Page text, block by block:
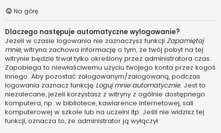
Na górę
Dlaczego następuje automatyczne wylogowanie?
Jeżeli w czasie logowania nie zaznaczysz funkcji Zapamiętaj
mnie, witryna zachowa informację o tym, że twój pobyt na tej
witrynie będzie trwał tylko określony przez administratora czas.
Zapobiega to niewłaściwemu użyciu twojego konta przez kogoś
innego. Aby pozostać zalogowanym/zalogowaną, podczas
logowania zaznacz funkcję Loguj mnie automatycznie. Jest to
niezalecane, jeżeli korzystasz z witryny z ogólnie dostępnego
komputera, np. w bibliotece, kawiarence internetowej, sali
komputerowej w szkole lub na uczelni itp. Jeśli nie widzisz tej
funkcji, oznacza to, że administrator ją wyłączył.